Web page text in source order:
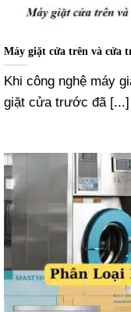
Máy giặt cửa trên và cửa
Khi công nghệ máy
giặt cửa trước đã [...]